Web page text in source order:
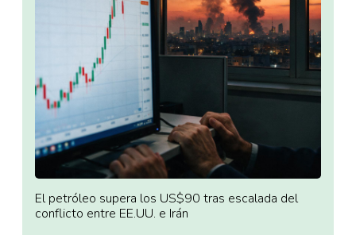
El petróleo supera los US$90 tras escalada del
conflicto entre EE.UU. e Irán